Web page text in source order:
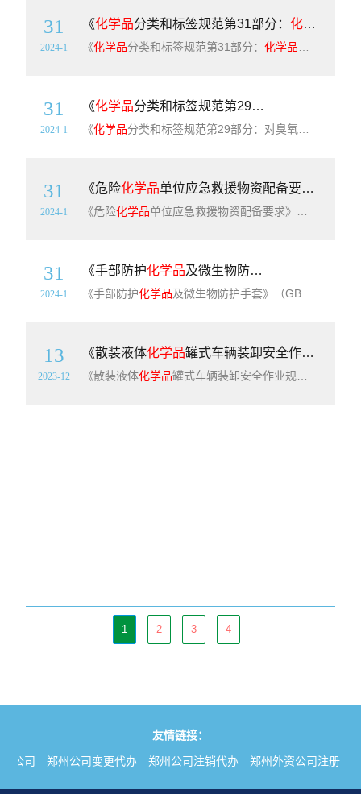
31
2024-1
《化学品分类和标签规范第31部分：化学品
《化学品分类和标签规范第31部分：化学品
31
2024-1
《化学品分类和标签规范第29部分：对臭氧层的危害》（GB30000.29-2013）【全文附高清PDF+Word版下载】
《化学品分类和标签规范第29部分：对臭氧层的危害》（GB30000.29-2013）【全文附高清PDF+Word版下载】英文标准名称：Rules for classification and labelling of chemicals - Part 29： Hazardous to the ozone layer简介
31
2024-1
《危险化学品单位应急救援物资配备要求》（GB30077-2023）【全文附高清无水印PDF版+word版下载】
《危险化学品单位应急救援物资配备要求》（GB30077-2023）【全文附高清无水印PDF版+可编辑word版下载】英文标准名称：Requirements on emergency rescue materials equipment for hazardous chemical enterprises简介：本文件规定
31
2024-1
《手部防护化学品及微生物防护手套》（GB28881-2023）【2023年修订版】【全文附高清无水印PDF+Word版下载】
《手部防护化学品及微生物防护手套》（GB28881-2023）【全文附高清无水印PDF+可编辑Word版下载】英文标准名称：Hand protection-Protective gloves against chemicals and micro-organisms简介：本文件界定了
13
2023-12
《散装液体化学品罐式车辆装卸安全作业规范》（T/CFLP0026-2020）【全文附PDF版下载】
《散装液体化学品罐式车辆装卸安全作业规范》（T/CFLP0026-2020）【全文附PDF版下载】英文名称：Safety operation specification for tank truck s loading and unloading bulk liquid chemicals简介：本标准规定了散装液体化学
1 2 3 4
友情链接：
公司
郑州公司变更代办 郑州公司注销代办 郑州外资公司注册